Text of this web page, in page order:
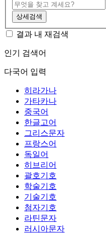
상세검색
결과 내 재검색
인기 검색어
다국어 입력
히라가나
가타카나
중국어
한글고어
그리스문자
프랑스어
독일어
히브리어
괄호기호
학술기호
기술기호
첨자기호
라틴문자
러시아문자